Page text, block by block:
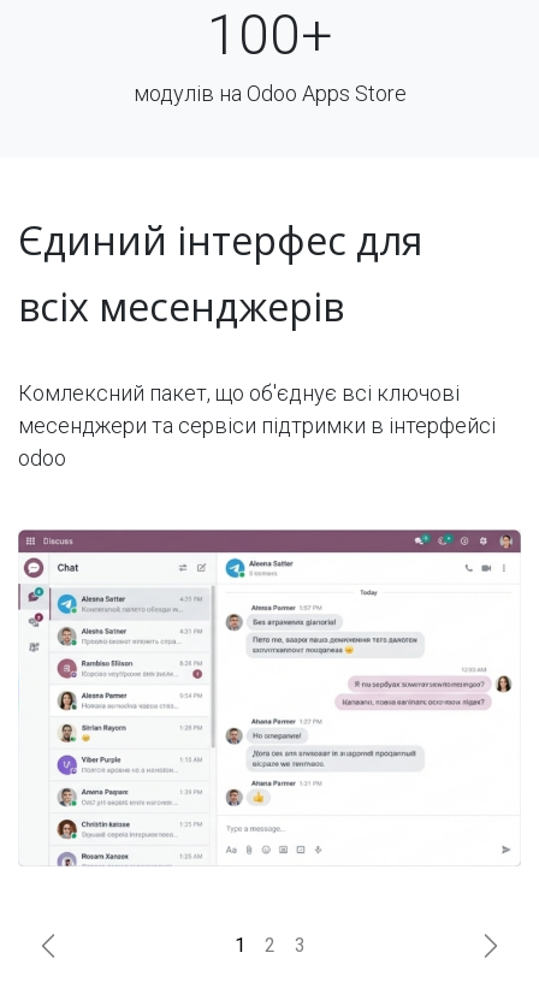
100+
модулів на Odoo Apps Store
Єдиний інтерфес для
всіх месенджерів
Комлексний пакет, що об'єднує всі ключові
месенджери та сервіси підтримки в інтерфейсі
odoo
Previous Next